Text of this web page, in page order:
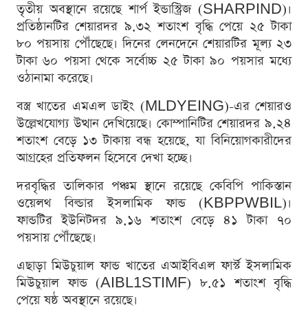
তৃতীয় অবস্থানে রয়েছে শার্প ইন্ডাস্ট্রিজ (SHARPIND)।
প্রতিষ্ঠানটির শেয়ারদর ৯.৩২ শতাংশ বৃদ্ধি পেয়ে ২৫ টাকা
৮০ পয়সায় পৌঁছেছে। দিনের লেনদেনে শেয়ারটির মূল্য ২৩
টাকা ৬০ পয়সা থেকে সর্বোচ্চ ২৫ টাকা ৯০ পয়সার মধ্যে
ওঠানামা করেছে।
বস্ত্র খাতের এমএল ডাইং (MLDYEING)-এর শেয়ারও
উল্লেখযোগ্য উত্থান দেখিয়েছে। কোম্পানিটির শেয়ারদর ৯.২৪
শতাংশ বেড়ে ১৩ টাকায় বন্ধ হয়েছে, যা বিনিয়োগকারীদের
আগ্রহের প্রতিফলন হিসেবে দেখা হচ্ছে।
দরবৃদ্ধির তালিকার পঞ্চম স্থানে রয়েছে কেবিপি পাকিস্তান
ওয়েলথ বিল্ডার ইসলামিক ফান্ড (KBPPWBIL)।
ফান্ডটির ইউনিটদর ৯.১৬ শতাংশ বেড়ে ৪১ টাকা ৭০
পয়সায় পৌঁছেছে।
এছাড়া মিউচুয়াল ফান্ড খাতের এআইবিএল ফার্স্ট ইসলামিক
মিউচুয়াল ফান্ড (AIBL1STIMF) ৮.৫১ শতাংশ বৃদ্ধি
পেয়ে ষষ্ঠ অবস্থানে রয়েছে।